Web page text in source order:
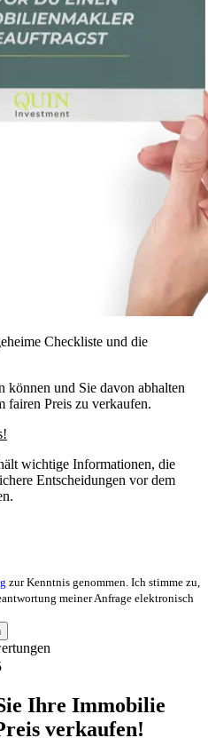
Checkliste und die
können und Sie davon abhalten
fairen Preis zu verkaufen.
wichtige Informationen, die
Entscheidungen vor dem
zur Kenntnis genommen. Ich stimme zu,
meiner Anfrage elektronisch
Ihre Immobilie
verkaufen!